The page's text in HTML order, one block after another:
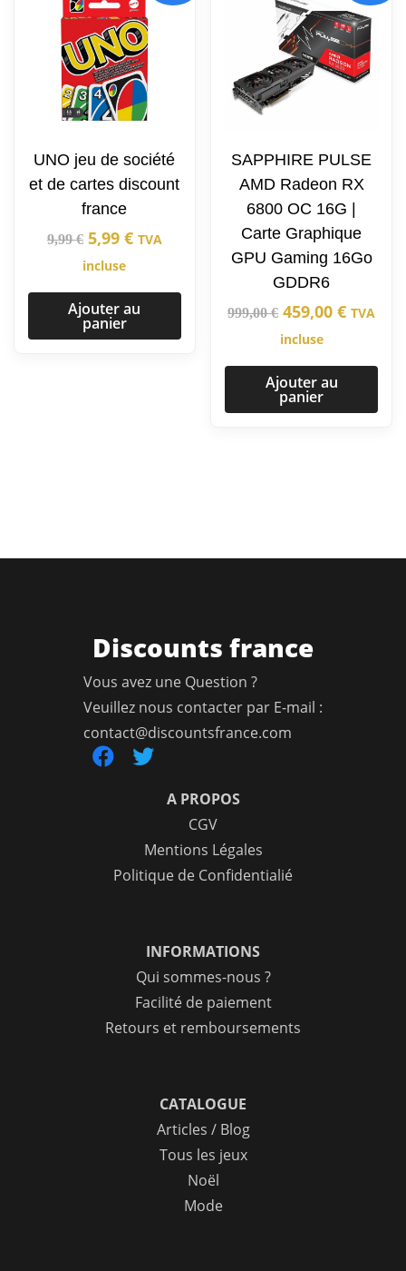
UNO jeu de société
et de cartes discount
france
9,99€ 5,99 € TVA
incluse
Ajouter au
panier
SAPPHIRE PULSE
AMD Radeon RX
6800 OC 16G |
Carte Graphique
GPU Gaming 16Go
GDDR6
999,00€ 459,00€ TVA
incluse
Ajouter au
panier
Discounts france
Vous avez une Question ?
Veuillez nous contacter par E-mail :
contact@discountsfrance.com
A PROPOS
CGV
Mentions Légales
Politique de Confidentialié
INFORMATIONS
Qui sommes-nous ?
Facilité de paiement
Retours et remboursements
CATALOGUE
Articles / Blog
Tous les jeux
Noël
Mode